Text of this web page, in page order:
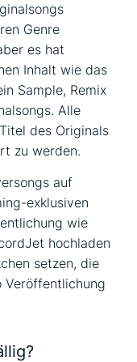
Genre
es hat
Inhalt wie das
Sample, Remix
Alle
des Originals
zu werden.
auf
exklusiven
wie
hochladen
setzen, die
Veröffentlichung